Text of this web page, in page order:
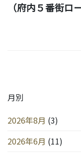
（府内５番街ロ
月別
2026年8月 (3)
2026年6月 (11)